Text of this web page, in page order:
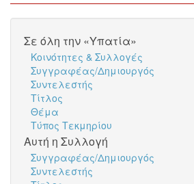
Σε όλη την «Υπατία»
Κοινότητες & Συλλογές
Συγγραφέας/Δημιουργός
Συντελεστής
Τίτλος
Θέμα
Τύπος Τεκμηρίου
Αυτή η Συλλογή
Συγγραφέας/Δημιουργός
Συντελεστής